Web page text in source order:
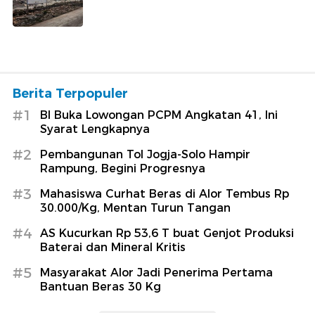
Berita Terpopuler
#1
BI Buka Lowongan PCPM Angkatan 41, Ini
Syarat Lengkapnya
#2
Pembangunan Tol Jogja-Solo Hampir
Rampung, Begini Progresnya
#3
Mahasiswa Curhat Beras di Alor Tembus Rp
30.000/Kg, Mentan Turun Tangan
#4
AS Kucurkan Rp 53,6 T buat Genjot Produksi
Baterai dan Mineral Kritis
#5
Masyarakat Alor Jadi Penerima Pertama
Bantuan Beras 30 Kg